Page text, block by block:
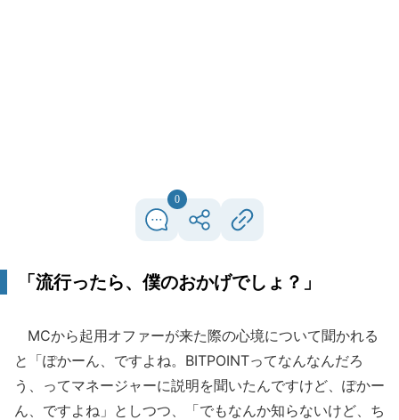
0
「流行ったら、僕のおかげでしょ？」
MCから起用オファーが来た際の心境について聞かれる
と「ぽかーん、ですよね。BITPOINTってなんなんだろ
う、ってマネージャーに説明を聞いたんですけど、ぽかー
ん、ですよね」としつつ、「でもなんか知らないけど、ち